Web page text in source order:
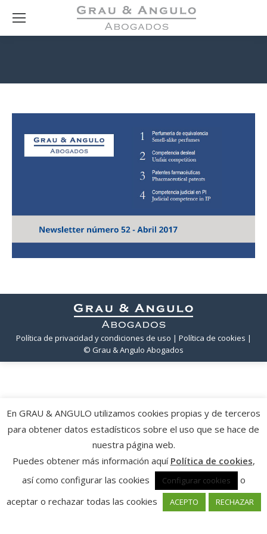
Política de privacidad y condiciones de uso | Política de cookies |
© Grau & Angulo Abogados
En GRAU & ANGULO utilizamos cookies propias y de terceros
para obtener datos estadísticos sobre el uso que se hace de
nuestra página web.
Puedes obtener más información aquí Política de cookies,
así como configurar las cookies
Configurar cookies
o
aceptar o rechazar todas las cookies
ACEPTO RECHAZAR